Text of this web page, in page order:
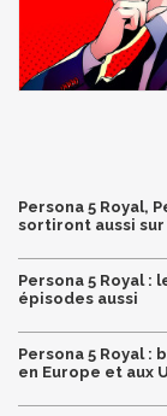
Persona 5 Royal,
sortiront aussi sur
Persona 5 Royal
épisodes aussi
Persona 5 Royal :
en Europe et aux